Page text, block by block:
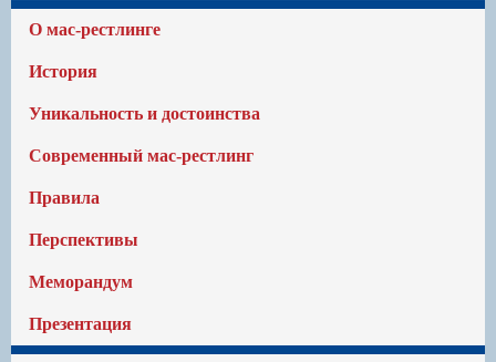
О мас-рестлинге
История
Уникальность и достоинства
Современный мас-рестлинг
Правила
Перспективы
Меморандум
Презентация